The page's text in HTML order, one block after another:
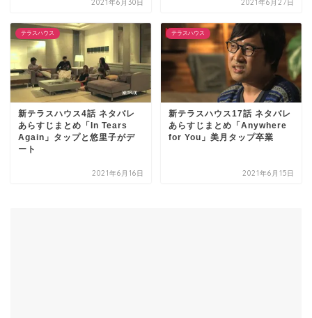
2021年6月30日 2021年6月27日
テラスハウス
新テラスハウス4話 ネタバレ
あらすじまとめ「In Tears
Again」タップと悠里子がデ
ート
2021年6月16日
テラスハウス
新テラスハウス17話 ネタバレ
あらすじまとめ「Anywhere
for You」美月タップ卒業
2021年6月15日